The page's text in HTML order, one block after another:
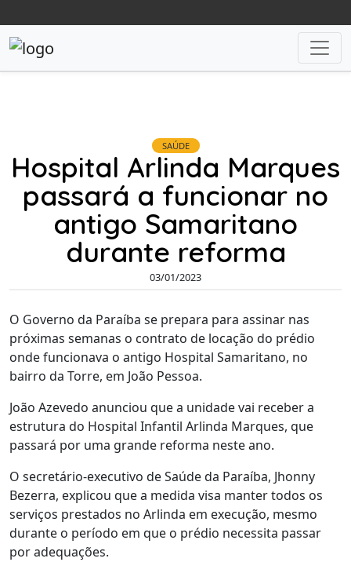
SAÚDE
Hospital Arlinda Marques
passará a funcionar no
antigo Samaritano
durante reforma
03/01/2023
O Governo da Paraíba se prepara para assinar nas
próximas semanas o contrato de locação do prédio
onde funcionava o antigo Hospital Samaritano, no
bairro da Torre, em João Pessoa.
João Azevedo anunciou que a unidade vai receber a
estrutura do Hospital Infantil Arlinda Marques, que
passará por uma grande reforma neste ano.
O secretário-executivo de Saúde da Paraíba, Jhonny
Bezerra, explicou que a medida visa manter todos os
serviços prestados no Arlinda em execução, mesmo
durante o período em que o prédio necessita passar
por adequações.